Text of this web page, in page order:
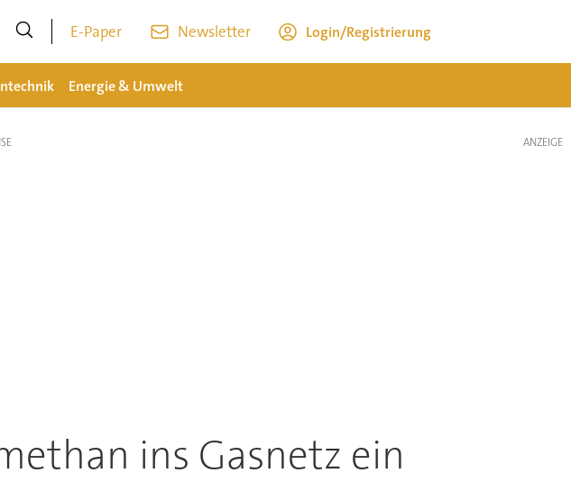
E-Paper Newsletter Login/Registrierung
Energie & Umwelt
ins Gasnetz ein
ANZEIGE